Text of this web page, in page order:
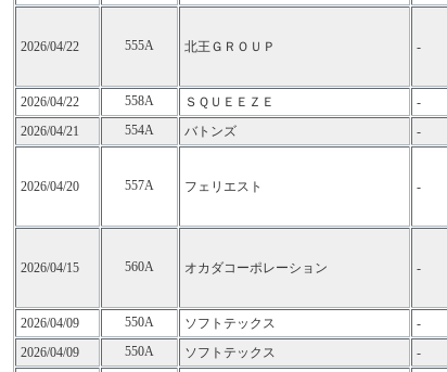
2026/04/22 555A 北王ＧＲＯＵＰ -
2026/04/22
558A ＳＱＵＥＥＺＥ -
2026/04/21
554A バトンズ -
2026/04/20 557A フェリエスト -
2026/04/15 560A オカダコーポレーション -
2026/04/09
550A ソフトテックス -
2026/04/09
550A ソフトテックス -